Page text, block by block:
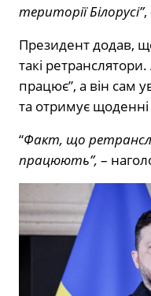
території Білорусі”,
Президент додав,
такі
працює”, а він сам
та отримує щоденні
“Факт, що
працюють”, –